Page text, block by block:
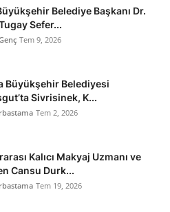
Belediye Başkanı Dr.
Sefer...
Tem 9, 2026
Büyükşehir Belediyesi
Sivrisinek, K...
Tem 2, 2026
Kalıcı Makyaj Uzmanı ve
Cansu Durk...
Tem 19, 2026